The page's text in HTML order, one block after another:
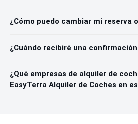
¿Cómo puedo cambiar mi reserva
¿Cuándo recibiré una
¿Qué empresas de alquiler de
EasyTerra Alquiler de Coches en